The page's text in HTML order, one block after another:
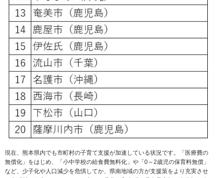
現在、熊本県内でも市町村の子育て支援が加速している状況です。「医療費の
無償化」をはじめ、「小中学校の給食費無料化」や「0～2歳児の保育料無償」
など、少子化や人口減少を危惧してか、県南地域の方が支援策をより充実させ